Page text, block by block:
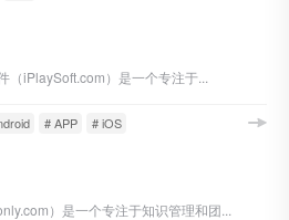
（iPlaySoft.com）是一个专注于...
# APP # iOS
）是一个专注于知识管理和团...